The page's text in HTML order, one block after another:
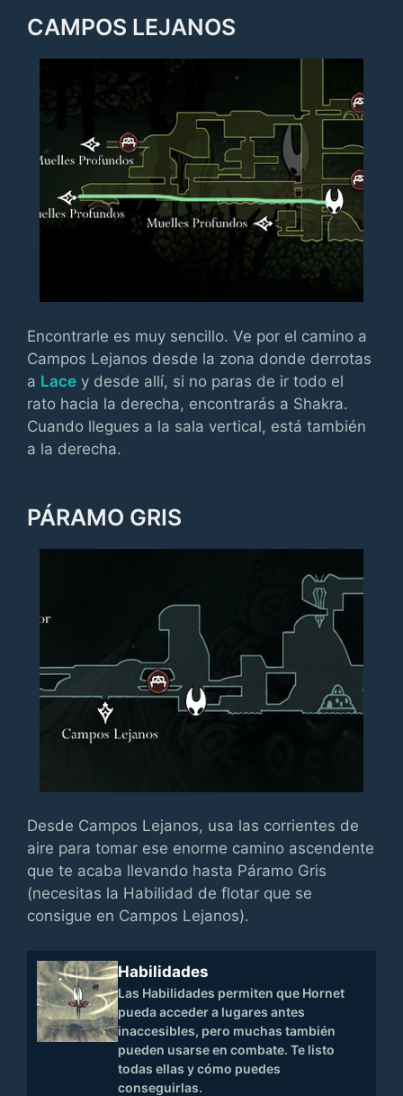
CAMPOS LEJANOS
Encontrarle es muy sencillo. Ve por el camino a
Campos Lejanos desde la zona donde derrotas
a Lace y desde allí, si no paras de ir todo el
rato hacia la derecha, encontrarás a Shakra.
Cuando llegues a la sala vertical, está también
a la derecha.
PÁRAMO GRIS
Desde Campos Lejanos, usa las corrientes de
aire para tomar ese enorme camino ascendente
que te acaba llevando hasta Páramo Gris
(necesitas la Habilidad de flotar que se
consigue en Campos Lejanos).
Habilidades
Las Habilidades permiten que Hornet
pueda acceder a lugares antes
inaccesibles, pero muchas también
pueden usarse en combate. Te listo
todas ellas y cómo puedes
conseguirlas.